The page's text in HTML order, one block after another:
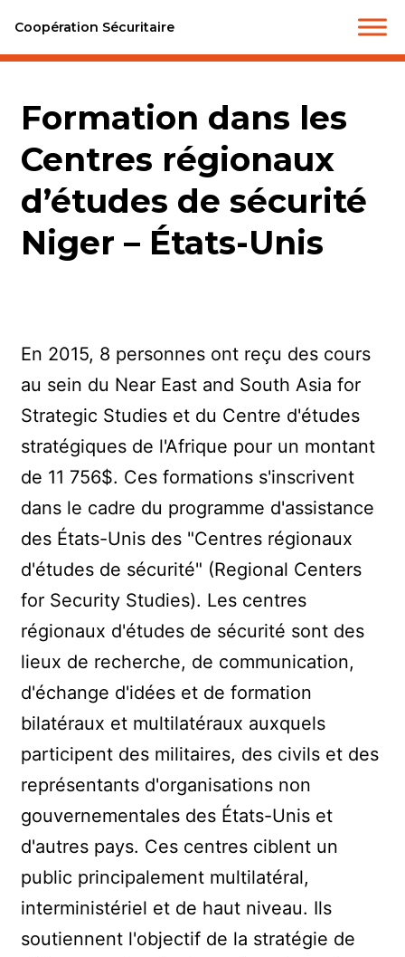
Coopération Sécuritaire
Formation dans les
Centres régionaux
d’études de sécurité
Niger – États-Unis
En 2015, 8 personnes ont reçu des cours
au sein du Near East and South Asia for
Strategic Studies et du Centre d'études
stratégiques de l'Afrique pour un montant
de 11 756$. Ces formations s'inscrivent
dans le cadre du programme d'assistance
des États-Unis des "Centres régionaux
d'études de sécurité" (Regional Centers
for Security Studies). Les centres
régionaux d'études de sécurité sont des
lieux de recherche, de communication,
d'échange d'idées et de formation
bilatéraux et multilatéraux auxquels
participent des militaires, des civils et des
représentants d'organisations non
gouvernementales des États-Unis et
d'autres pays. Ces centres ciblent un
public principalement multilatéral,
interministériel et de haut niveau. Ils
soutiennent l'objectif de la stratégie de